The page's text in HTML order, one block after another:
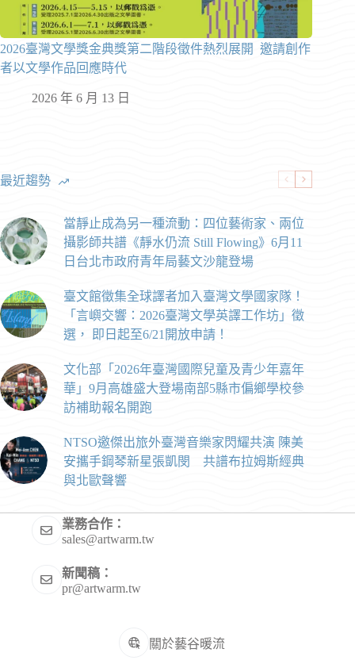
2026臺灣文學獎金典獎第二階段徵件熱烈展開 邀請創作
者以文學作品回應時代
2026 年 6 月 13 日
最近趨勢
當靜止成為另一種流動：四位藝術家、兩位
攝影師共譜《靜水仍流 Still Flowing》6月11
日台北市政府青年局藝文沙龍登場
臺文館徵集全球譯者加入臺灣文學國家隊！
「言嶼交響：2026臺灣文學英譯工作坊」徵
選， 即日起至6/21開放申請！
文化部「2026年臺灣國際兒童及青少年嘉年
華」9月高雄盛大登場南部5縣市偏鄉學校參
訪補助報名開跑
NTSO邀傑出旅外臺灣音樂家閃耀共演 陳美
安攜手鋼琴新星張凱閔 共譜布拉姆斯經典
與北歐聲響
業務合作：
sales@artwarm.tw
新聞稿：
pr@artwarm.tw
關於藝谷暖流